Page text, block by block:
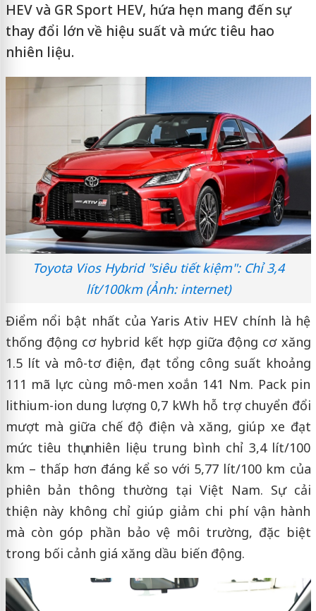
HEV và GR Sport HEV, hứa hẹn mang đến sự
thay đổi lớn về hiệu suất và mức tiêu hao
nhiên liệu.
Toyota Vios Hybrid "siêu tiết kiệm": Chỉ 3,4
lít/100km (Ảnh: internet)
Điểm nổi bật nhất của Yaris Ativ HEV chính là hệ
thống động cơ hybrid kết hợp giữa động cơ xăng
1.5 lít và mô-tơ điện, đạt tổng công suất khoảng
111 mã lực cùng mô-men xoắn 141 Nm. Pack pin
lithium-ion dung lượng 0,7 kWh hỗ trợ chuyển đổi
mượt mà giữa chế độ điện và xăng, giúp xe đạt
mức tiêu thụ nhiên liệu trung bình chỉ 3,4 lít/100
km – thấp hơn đáng kể so với 5,77 lít/100 km của
phiên bản thông thường tại Việt Nam. Sự cải
thiện này không chỉ giúp giảm chi phí vận hành
mà còn góp phần bảo vệ môi trường, đặc biệt
trong bối cảnh giá xăng dầu biến động.